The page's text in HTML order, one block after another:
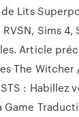
Lits
Sims 4,
Article
The
: Habillez
Game